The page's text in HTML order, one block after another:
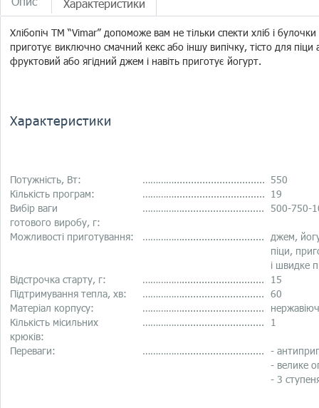
Характеристики
Хлібопіч ТМ “Vimar” допоможе вам не тільки спекти хліб і
приготує виключно смачний кекс або іншу випічку, тісто для
фруктовий або ягідний джем і навіть приготує йогурт.
Характеристики
Потужність, Вт: …………................................ 550
Кількість програм:
…………................................ 19
Вибір ваги
готового виробу, г:
……………............................. 500-750-
Можливості приготування: ……………............................. джем,
піци,
і швидке
Відстрочка старту, г:
…………….............................
15
Підтримування тепла, хв:
……………............................. 60
Матеріал корпусу:
…………….............................
Кількість місильних
крюків:
……………............................. 1
Переваги: ……………............................. -
- велике
- 3